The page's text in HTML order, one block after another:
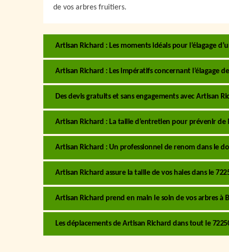
de vos arbres fruitiers.
Artisan Richard : Les moments idéals pour l’élagage
Artisan Richard : Les impératifs concernant l’élagage
Des devis gratuits et sans engagements avec Artisan
Artisan Richard : La taille d’entretien pour prévenir
Artisan Richard : Un professionnel de renom dans le
Artisan Richard assure la taille de vos haies dans le
Artisan Richard prend en main le soin de vos arbres à
Les déplacements de Artisan Richard dans tout le